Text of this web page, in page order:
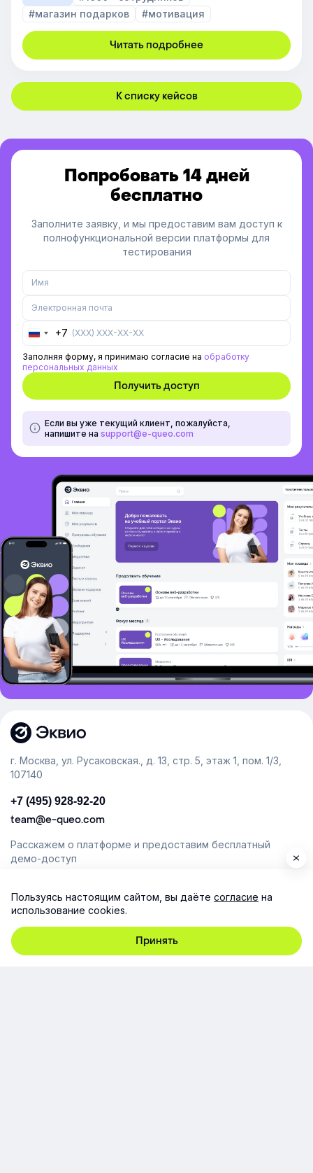
#магазин подарков
#мотивация
Читать подробнее
К списку кейсов
Попробовать 14 дней
бесплатно
Заполните заявку, и мы предоставим вам доступ к
полнофункциональной версии платформы для
тестирования
Russia
+7
Заполняя форму, я принимаю согласие на обработку
персональных данных
Если вы уже текущий клиент, пожалуйста,
напишите на support@e-queo.com
г. Москва, ул. Русаковская., д. 13, стр. 5, этаж 1, пом. 1/3,
107140
+7 (495) 928-92-20
team@e-queo.com
Расскажем о платформе и предоставим бесплатный
демо-доступ
Компания
Продукт
Пользуясь настоящим сайтом, вы даёте согласие на
использование cookies.
Принять